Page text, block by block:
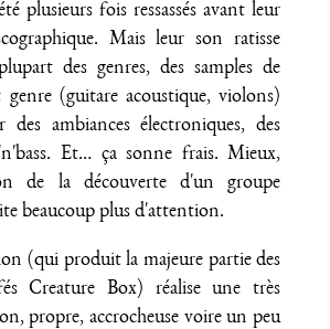
plusieurs fois ressassés avant leur
Mais leur son ratisse
des genres, des samples de
(guitare acoustique, violons)
des ambiances électroniques, des
Et… ça sonne frais. Mieux,
de la découverte d'un groupe
beaucoup plus d'attention.
(qui produit la majeure partie des
Creature Box) réalise une très
propre, accrocheuse voire un peu